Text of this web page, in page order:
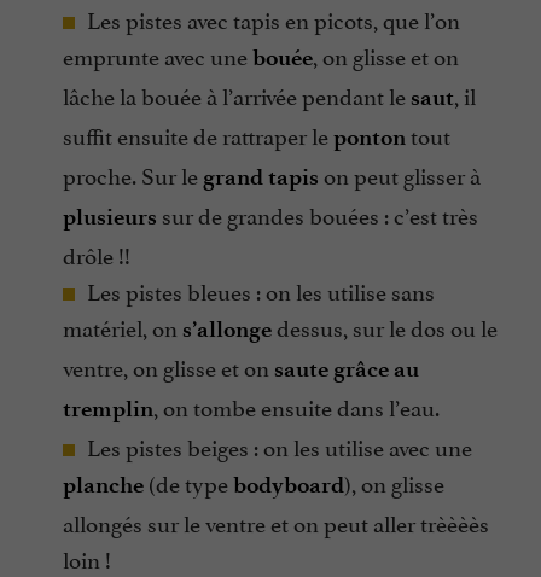
Les pistes avec tapis en picots, que l’on
emprunte avec unebouée, on glisse et on
lâche la bouée à l’arrivée pendant le saut, il
suffit ensuite de rattraper lepontontout
proche. Sur le grand tapis on peut glisser à
plusieurs sur de grandes bouées : c’est très
drôle !!
Les pistes bleues : on les utilise sans
matériel, on s’allongedessus, sur le dos ou le
ventre, on glisse et on saute grâce au
tremplin, on tombe ensuite dans l’eau.
Les pistes beiges : on les utilise avec une
planche (de typebodyboard), on glisse
allongés sur le ventre et on peut aller trèèèès
loin !